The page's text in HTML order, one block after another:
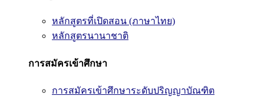
หลักสูตรที่เปิดสอน (ภาษาไทย)
หลักสูตรนานาชาติ
การสมัครเข้าศึกษา
การสมัครเข้าศึกษาระดับปริญญาบัณฑิต